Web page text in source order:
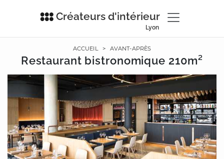
Créateurs d'intérieur
Lyon
ACCUEIL > AVANT-APRÈS
Restaurant bistronomique 210m²